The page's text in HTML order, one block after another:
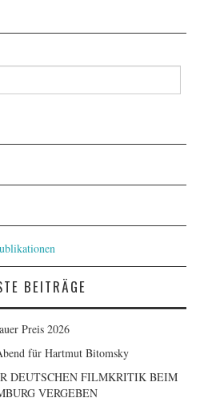
BEITRÄGE
Preis 2026
für Hartmut Bitomsky
DEUTSCHEN FILMKRITIK BEIM
VERGEBEN